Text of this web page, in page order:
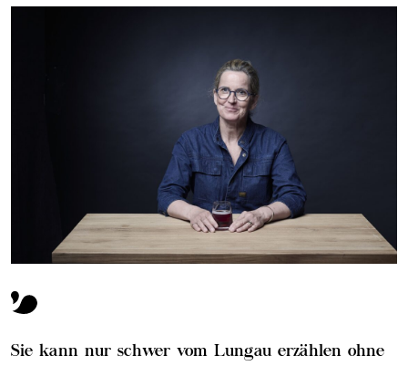
Sie kann nur schwer vom Lungau erzählen ohne